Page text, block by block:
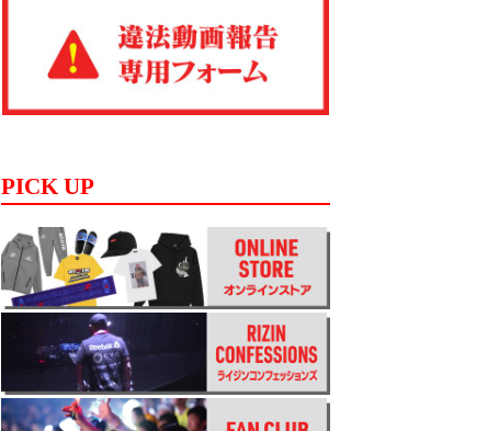
PICK UP